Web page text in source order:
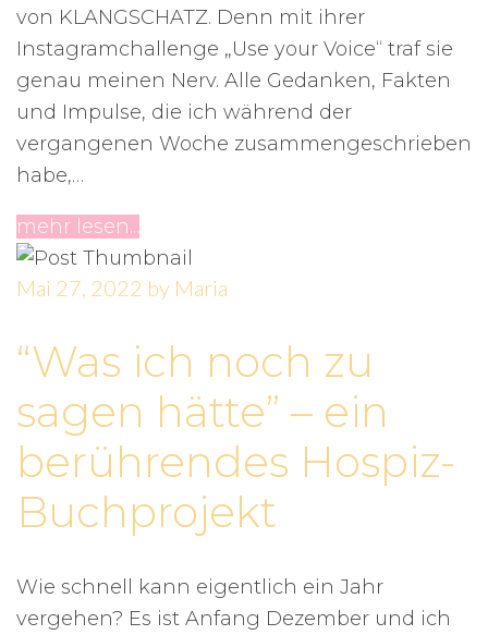
von KLANGSCHATZ. Denn mit ihrer
Instagramchallenge „Use your Voice“ traf sie
genau meinen Nerv. Alle Gedanken, Fakten
und Impulse, die ich während der
vergangenen Woche zusammengeschrieben
habe,…
mehr lesen...
Mai 27, 2022 by Maria
“Was ich noch zu
sagen hätte” – ein
berührendes Hospiz-
Buchprojekt
Wie schnell kann eigentlich ein Jahr
vergehen? Es ist Anfang Dezember und ich